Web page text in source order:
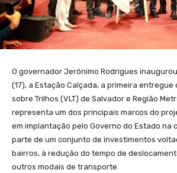
O governador Jerônimo Rodrigues
(17), a Estação Calçada, a primeira entregue
sobre Trilhos (VLT) de Salvador e Região
representa um dos principais marcos do
em implantação pelo Governo do Estado na
parte de um conjunto de investimentos
bairros, à redução do tempo de
outros modais de transporte.